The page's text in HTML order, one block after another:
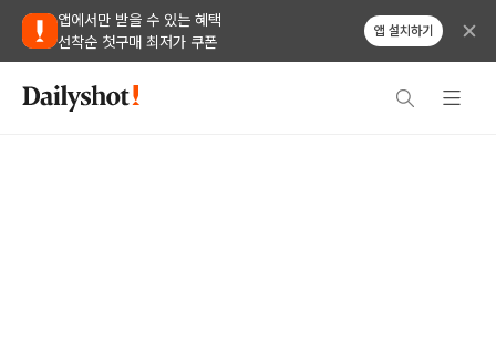
앱에서만 받을 수 있는 혜택
선착순 첫구매 최저가 쿠폰
앱 설치하기